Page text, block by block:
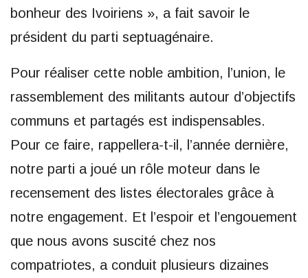
bonheur des Ivoiriens », a fait savoir le
président du parti septuagénaire.
Pour réaliser cette noble ambition, l’union, le
rassemblement des militants autour d’objectifs
communs et partagés est indispensables.
Pour ce faire, rappellera-t-il, l’année dernière,
notre parti a joué un rôle moteur dans le
recensement des listes électorales grâce à
notre engagement. Et l’espoir et l’engouement
que nous avons suscité chez nos
compatriotes, a conduit plusieurs dizaines